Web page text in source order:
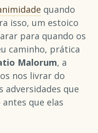
quando
isso, um estoico
para quando os
caminho, prática
Malorum, a
nos livrar do
adversidades que
que elas